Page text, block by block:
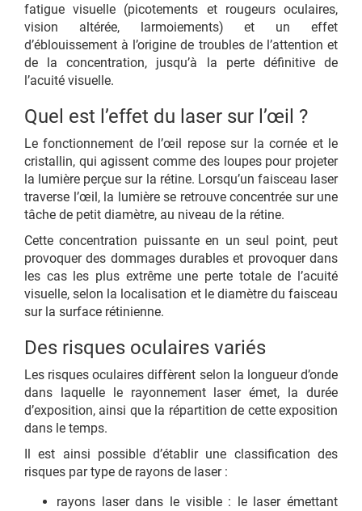
fatigue visuelle (picotements et rougeurs oculaires,
vision altérée, larmoiements) et un effet
d’éblouissement à l’origine de troubles de l’attention et
de la concentration, jusqu’à la perte définitive de
l’acuité visuelle.
Quel est l’effet du laser sur l’œil ?
Le fonctionnement de l’œil repose sur la cornée et le
cristallin, qui agissent comme des loupes pour projeter
la lumière perçue sur la rétine. Lorsqu’un faisceau laser
traverse l’œil, la lumière se retrouve concentrée sur une
tâche de petit diamètre, au niveau de la rétine.
Cette concentration puissante en un seul point, peut
provoquer des dommages durables et provoquer dans
les cas les plus extrême une perte totale de l’acuité
visuelle, selon la localisation et le diamètre du faisceau
sur la surface rétinienne.
Des risques oculaires variés
Les risques oculaires diffèrent selon la longueur d’onde
dans laquelle le rayonnement laser émet, la durée
d’exposition, ainsi que la répartition de cette exposition
dans le temps.
Il est ainsi possible d’établir une classification des
risques par type de rayons de laser :
rayons laser dans le visible : le laser émettant